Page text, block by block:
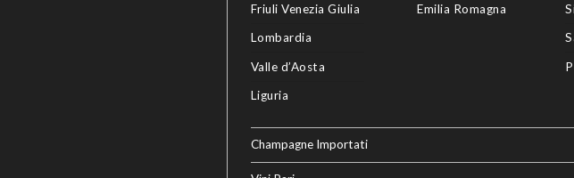
Friuli Venezia Giulia
Lombardia
Valle d’Aosta
Liguria
Emilia Romagna
Champagne Importati